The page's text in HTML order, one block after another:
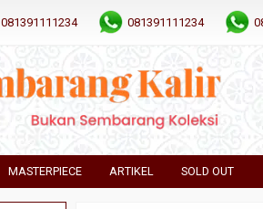
081391111234 081391111234
MASTERPIECE ARTIKEL SOLD OUT